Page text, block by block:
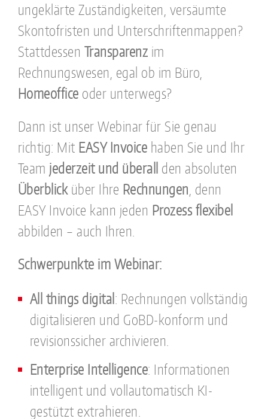
ungeklärte Zuständigkeiten, versäumte
Skontofristen und Unterschriftenmappen?
Stattdessen Transparenz im
Rechnungswesen, egal ob im Büro,
Homeoffice oder unterwegs?
Dann ist unser Webinar für Sie genau
richtig: Mit EASY Invoice haben Sie und Ihr
Team jederzeit und überall den absoluten
Überblicküber Ihre Rechnungen, denn
EASY Invoice kann jeden Prozess flexibel
abbilden – auch Ihren.
Schwerpunkte im Webinar:
All things digital : Rechnungen vollständig
digitalisieren und GoBD-konform und
revisionssicher archivieren.
Enterprise Intelligence: Informationen
intelligent und vollautomatisch KI-
gestützt extrahieren.